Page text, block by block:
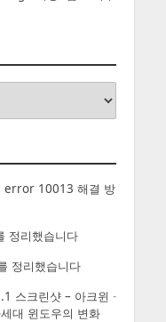
error 10013 해결 방
정리했습니다
정리했습니다
스크린샷 – 아크윈 -
대 윈도우의 변화